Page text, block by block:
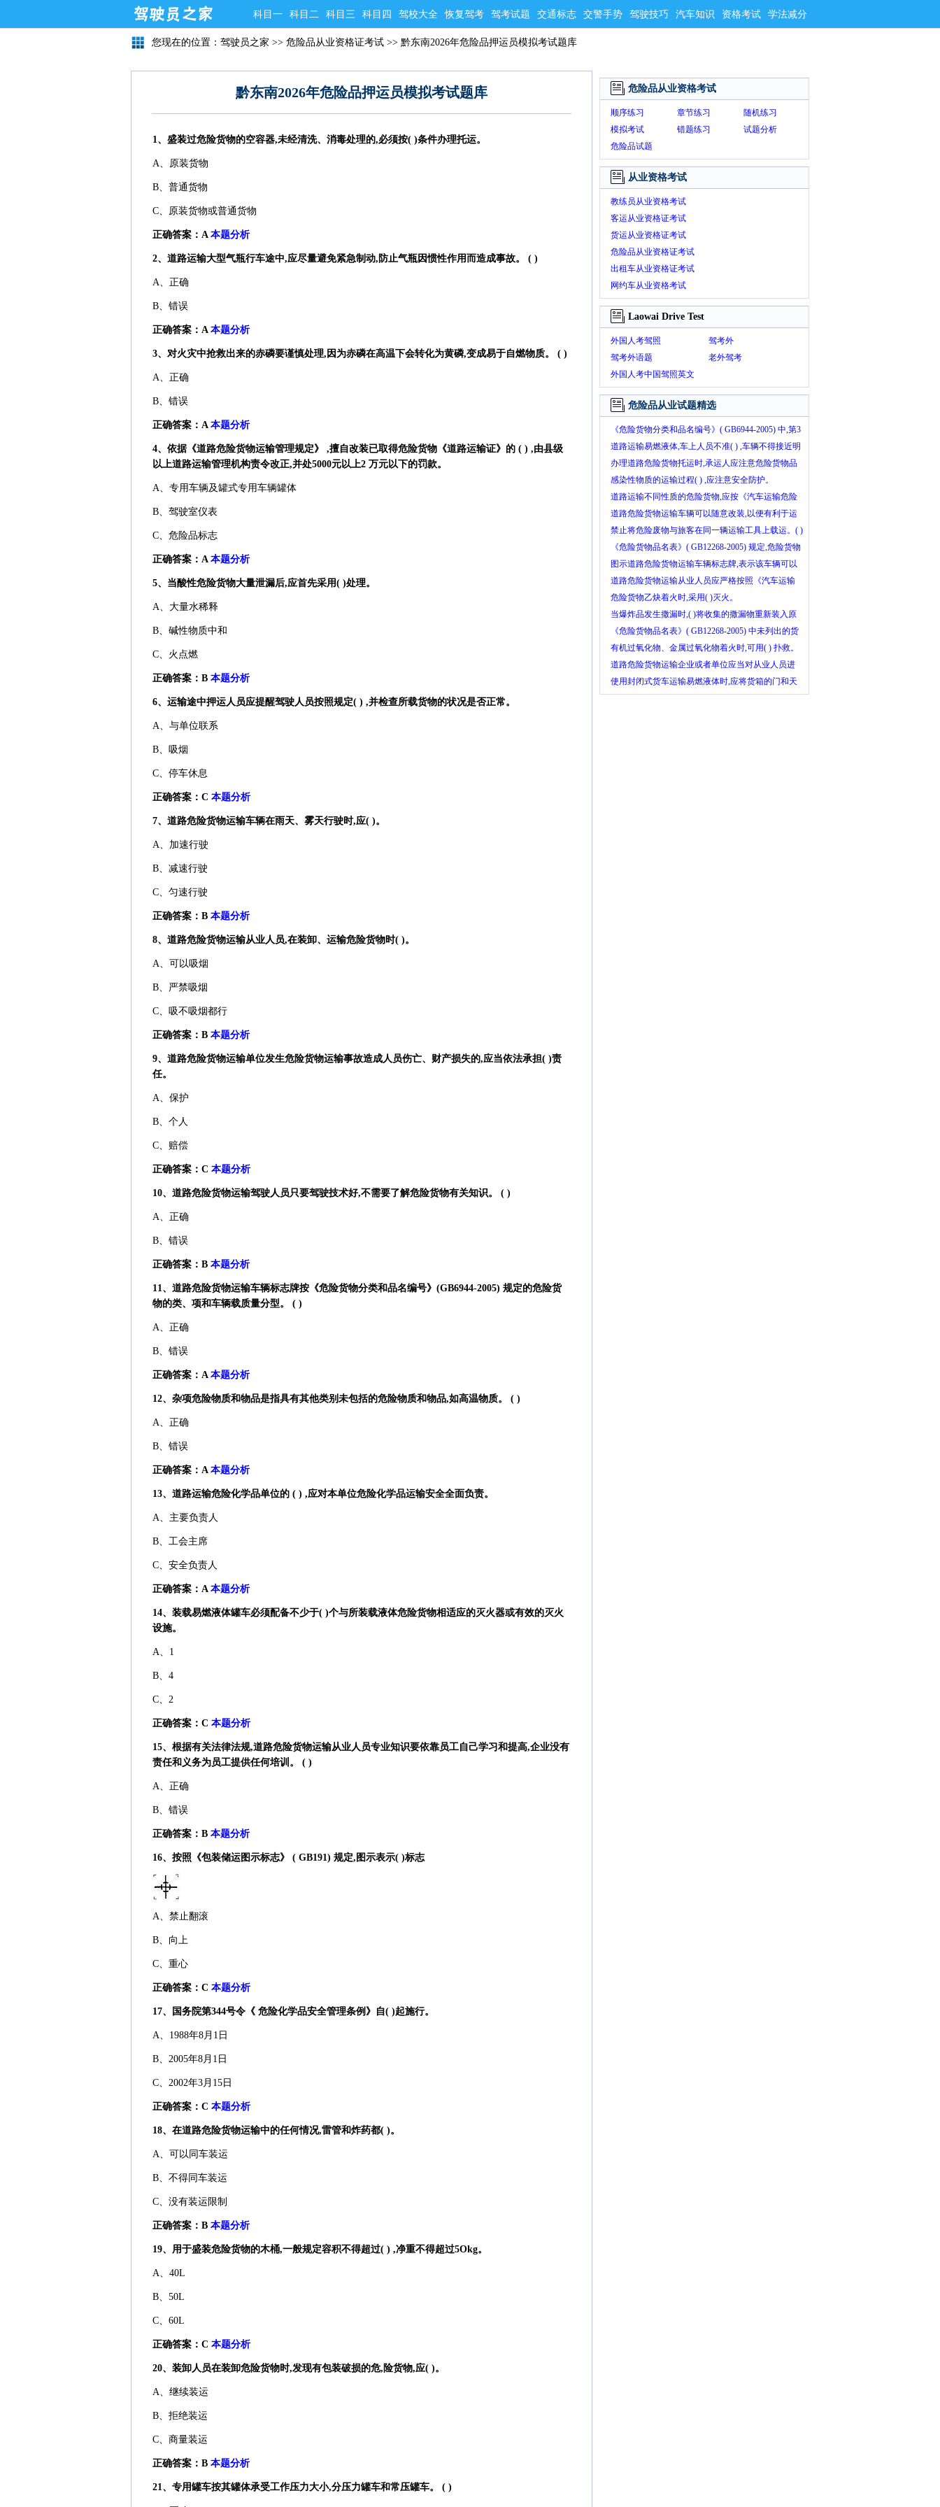
科目一 科目二 科目三 科目四 驾校大全 恢复驾考 驾考试题 交通标志 交警手势 驾驶技巧 汽车知识 资格考试 学法减分
您现在的位置： 驾驶员之家 >> 危险品从业资格证考试 >> 黔东南2026年危险品押运员模拟考试题库
黔东南2026年危险品押运员模拟考试题库
1、盛装过危险货物的空容器,未经清洗、消毒处理的,必须按( )条件办理托运。
A、原装货物
B、普通货物
C、原装货物或普通货物
正确答案：A 本题分析
2、道路运输大型气瓶行车途中,应尽量避免紧急制动,防止气瓶因惯性作用而造成事故。 ( )
A、正确
B、错误
正确答案：A 本题分析
3、对火灾中抢救出来的赤磷要谨慎处理,因为赤磷在高温下会转化为黄磷,变成易于自燃物质。 ( )
A、正确
B、错误
正确答案：A 本题分析
4、依据《道路危险货物运输管理规定》 ,擅自改装已取得危险货物《道路运输证》的 ( ) ,由县级
以上道路运输管理机构责令改正,并处5000元以上2 万元以下的罚款。
A、专用车辆及罐式专用车辆罐体
B、驾驶室仪表
C、危险品标志
正确答案：A 本题分析
5、当酸性危险货物大量泄漏后,应首先采用( )处理。
A、大量水稀释
B、碱性物质中和
C、火点燃
正确答案：B 本题分析
6、运输途中押运人员应提醒驾驶人员按照规定( ) ,并检查所载货物的状况是否正常。
A、与单位联系
B、吸烟
C、停车休息
正确答案：C 本题分析
7、道路危险货物运输车辆在雨天、雾天行驶时,应( )。
A、加速行驶
B、减速行驶
C、匀速行驶
正确答案：B 本题分析
8、道路危险货物运输从业人员,在装卸、运输危险货物时( )。
A、可以吸烟
B、严禁吸烟
C、吸不吸烟都行
正确答案：B 本题分析
9、道路危险货物运输单位发生危险货物运输事故造成人员伤亡、财产损失的,应当依法承担( )责
任。
A、保护
B、个人
C、赔偿
正确答案：C 本题分析
10、道路危险货物运输驾驶人员只要驾驶技术好,不需要了解危险货物有关知识。 ( )
A、正确
B、错误
正确答案：B 本题分析
11、道路危险货物运输车辆标志牌按《危险货物分类和品名编号》(GB6944-2005) 规定的危险货
物的类、项和车辆载质量分型。 ( )
A、正确
B、错误
正确答案：A 本题分析
12、杂项危险物质和物品是指具有其他类别未包括的危险物质和物品,如高温物质。 ( )
A、正确
B、错误
正确答案：A 本题分析
13、道路运输危险化学品单位的 ( ) ,应对本单位危险化学品运输安全全面负责。
A、主要负责人
B、工会主席
C、安全负责人
正确答案：A 本题分析
14、装载易燃液体罐车必须配备不少于( )个与所装载液体危险货物相适应的灭火器或有效的灭火
设施。
A、1
B、4
C、2
正确答案：C 本题分析
15、根据有关法律法规,道路危险货物运输从业人员专业知识要依靠员工自己学习和提高,企业没有
责任和义务为员工提供任何培训。 ( )
A、正确
B、错误
正确答案：B 本题分析
16、按照《包装储运图示标志》 ( GB191) 规定,图示表示( )标志
A、禁止翻滚
B、向上
C、重心
正确答案：C 本题分析
17、国务院第344号令《 危险化学品安全管理条例》自( )起施行。
A、1988年8月1日
B、2005年8月1日
C、2002年3月15日
正确答案：C 本题分析
18、在道路危险货物运输中的任何情况,雷管和炸药都( )。
A、可以同车装运
B、不得同车装运
C、没有装运限制
正确答案：B 本题分析
19、用于盛装危险货物的木桶,一般规定容积不得超过( ) ,净重不得超过5Okg。
A、40L
B、50L
C、60L
正确答案：C 本题分析
20、装卸人员在装卸危险货物时,发现有包装破损的危,险货物,应( )。
A、继续装运
B、拒绝装运
C、商量装运
正确答案：B 本题分析
21、专用罐车按其罐体承受工作压力大小,分压力罐车和常压罐车。 ( )
危险品从业资格考试
顺序练习 章节练习
随机练习
模拟考试
错题练习
试题分析
危险品试题
从业资格考试
教练员从业资格考试
客运从业资格证考试
货运从业资格证考试
危险品从业资格证考试
出租车从业资格证考试
网约车从业资格考试
Laowai Drive Test
外国人考驾照
驾考外
驾考外语题
老外驾考
外国人考中国驾照英文
危险品从业试题精选
《危险货物分类和品名编号》( GB6944-2005) 中,第3
类易燃液体不分项。 ( )
道路运输易燃液体,车上人员不准( ) ,车辆不得接近明
火及高温场所。
办理道路危险货物托运时,承运人应注意危险货物品
名、规格、件重、件数、起运日期,还要注意收、发
货人详细地址和( )等。
感染性物质的运输过程( ) ,应注意安全防护。
道路运输不同性质的危险货物,应按《汽车运输危险
货物规则》(JT617)中的“危险货物配装表”进行配
装。( )
道路危险货物运输车辆可以随意改装,以便有利于运
输。 ( )
禁止将危险废物与旅客在同一辆运输工具上载运。( )
《危险货物品名表》( GB12268-2005) 规定,危险货物
品名的“编号”采用联合国编号,即4位数编号。 ( )
图示道路危险货物运输车辆标志牌,表示该车辆可以
承运( )。(底色:上白下黑色,图案:上黑下白色)
道路危险货物运输从业人员应严格按照《汽车运输
危险货物规则》( JT617)、《汽车运输、装卸危险货
物作业规程》 ( JT618) 操作,不得违章作业。 ( )
危险货物乙炔着火时,采用( )灭火。
当爆炸品发生撒漏时,( )将收集的撒漏物重新装入原
包装内。
《危险货物品名表》( GB12268-2005) 中未列出的货
物,均可按普通货物运输。 ( )
有机过氧化物、金属过氧化物着火时,可用( ) 扑救。
道路危险货物运输企业或者单位应当对从业人员进
行经常性的安全、职业道德教育和业务知识、操作
使用封闭式货车运输易燃液体时,应将货箱的门和天